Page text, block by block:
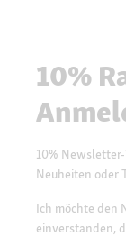
10%
10%
Neuheiten oder
Ich möchte den
einverstanden,